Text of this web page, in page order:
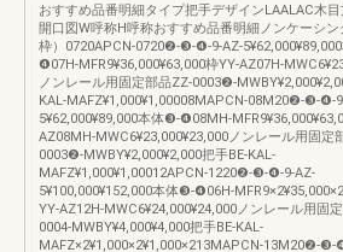
おすすめ品番明細タイプ把手デザインLAALAC木
開口図W呼称H呼称おすすめ品番明細ノンケーシン
枠）0720APCN-0720❷-❸-❹-9-AZ-
❹07H-MFR9¥36,000¥63,000枠YY-AZ07H-
ノンレール用固定部品ZZ-0003❷-
KAL-MAFZ¥1,000¥1,00008MAPCN-08M20❷-❸-❹-
5¥62,000¥89,000本体❸-❹08MH-
AZ08MH-MWC6¥23,000¥23,000ノンレール用固定
0003❷-MWBY¥2,000¥2,000把手BE-KAL-
MAFZ¥1,000¥1,00012APCN-1220❷-❸-❹-9-AZ-
5¥100,000¥152,000本体❸-❹06H-
YY-AZ12H-MWC6¥24,000¥24,000ノンレール用固
0004-MWBY¥4,000¥4,000把手BE-KAL-
MAFZ×2¥1,000×2¥1,000×213MAPCN-13M20❷-❸-